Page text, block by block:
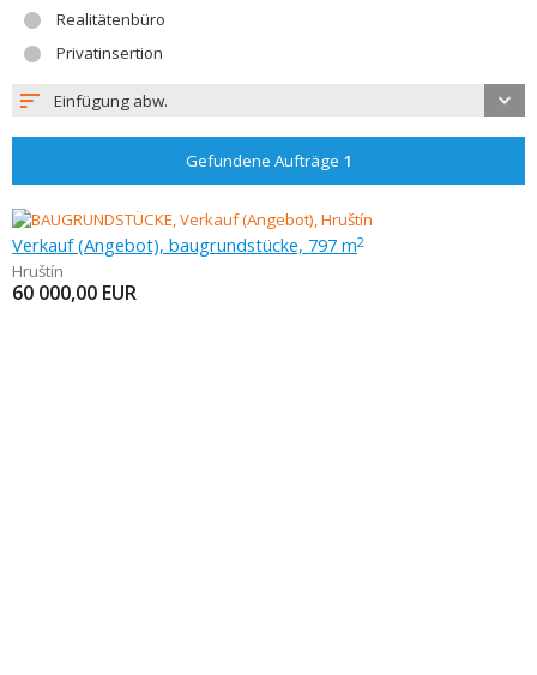
Realitätenbüro
Privatinsertion
Einfügung abw.
Gefundene Aufträge 1
Verkauf (Angebot), baugrundstücke, 797 m2
Hruštín
60 000,00 EUR